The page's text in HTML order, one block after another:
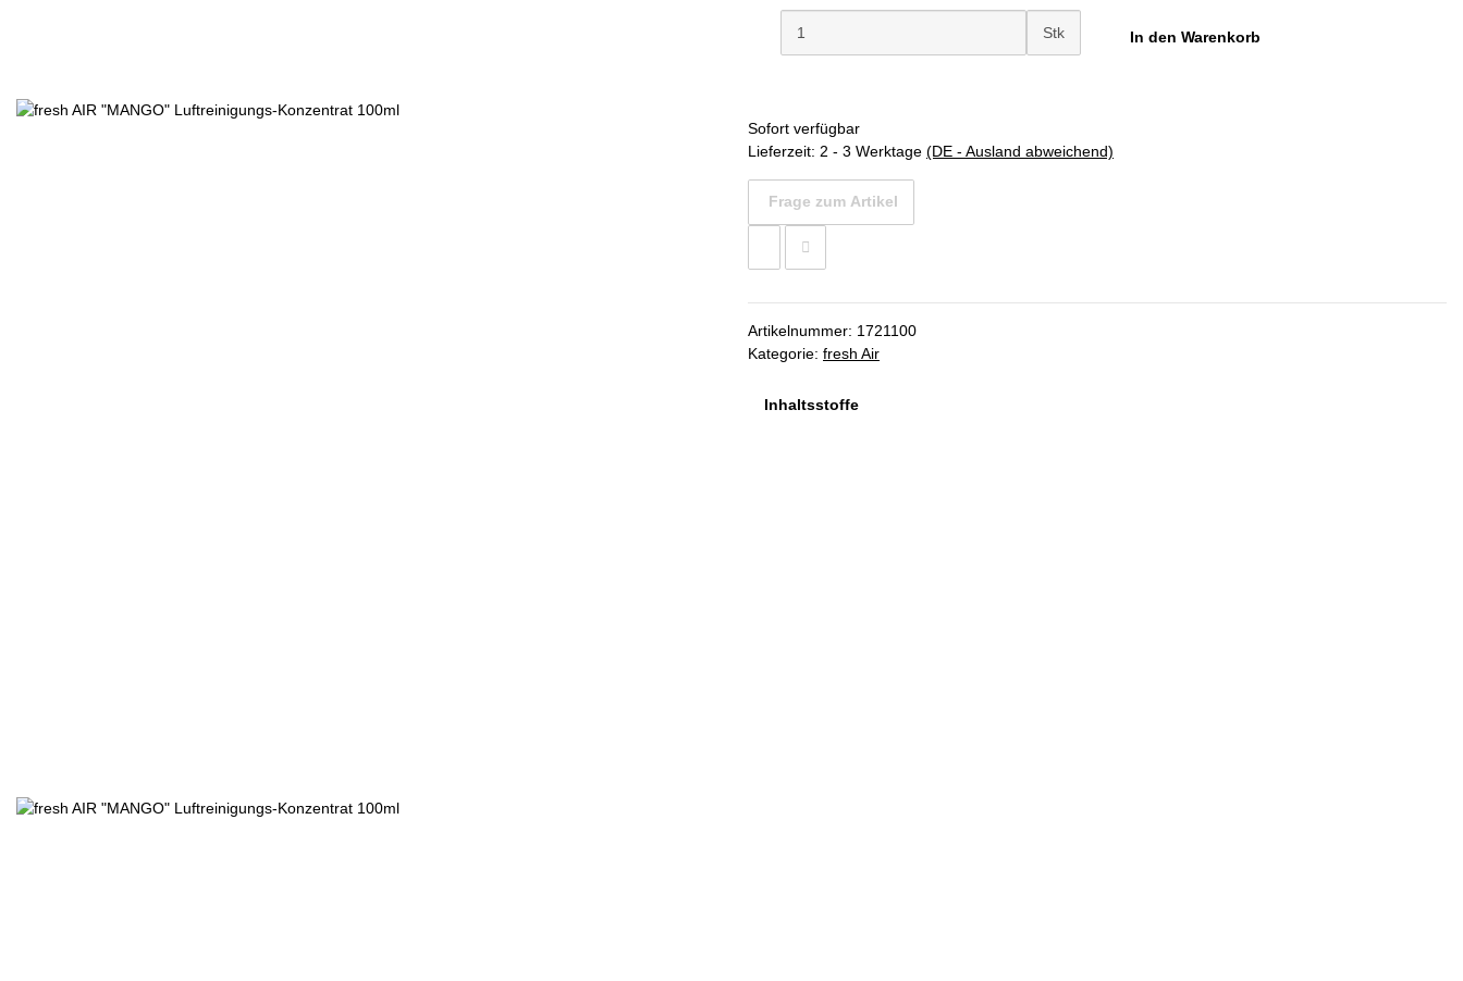
Stk In den Warenkorb
Sofort verfügbar
Lieferzeit: 2 - 3 Werktage (DE - Ausland abweichend)
Frage zum Artikel
Artikelnummer: 1721100
Kategorie: fresh Air
Inhaltsstoffe